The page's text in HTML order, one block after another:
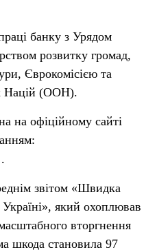
банку з Урядом
розвитку громад,
Єврокомісією та
Націй (ООН).
на офіційному сайті
.
звітом «Швидка
який охоплював
вторгнення
шкода становила 97